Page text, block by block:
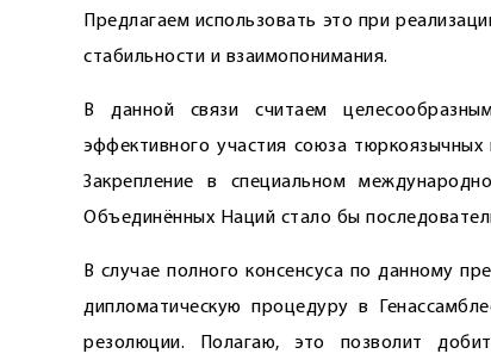
Предлагаем использовать это при
стабильности и взаимопонимания.
В данной связи считаем
эффективного участия союза
Закрепление в специальном
Объединённых Наций стало бы
В случае полного консенсуса по данному
дипломатическую процедуру в
резолюции. Полагаю, это позволит